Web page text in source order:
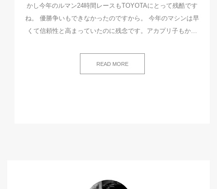
かし今年のルマン24時間レースもTOYOTAにとって残酷です
ね。 優勝争いもできなかったのですから。 今年のマシンは早
くて信頼性と高まっていたのに残念です。アカプリ子もか…
READ MORE